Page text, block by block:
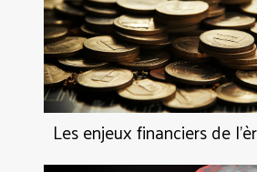
Les enjeux financiers de